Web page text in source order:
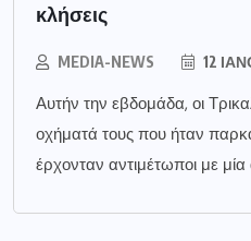
κλήσεις
MEDIA-NEWS 12
Αυτήν την εβδομάδα, οι
οχήματά τους που ήταν
έρχονταν αντιμέτωποι με μία